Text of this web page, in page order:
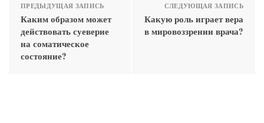
ПРЕДЫДУЩАЯ ЗАПИСЬ
Каким образом может
действовать суеверие
на соматическое
состояние?
СЛЕДУЮЩАЯ ЗАПИСЬ
Какую роль играет вера
в мировоззрении врача?